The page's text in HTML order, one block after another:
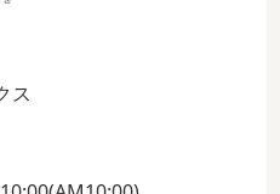
ス